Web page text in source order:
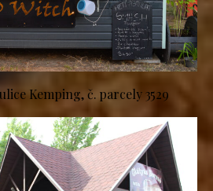
Kemping, č. parcely 3529